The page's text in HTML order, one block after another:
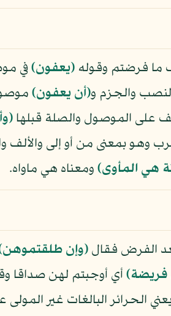
ما فرضتم وقوله ﴿يعفون﴾في
والجزم و﴿أن يعفون﴾
على الموصول والصلة قبلها
وهو بمعنى من أو إلى والألف
هي المأوى﴾ ومعناه هي ماواه.
الفرض فقال ﴿وإن
أي أوجبتم لهن صداقا
الحرائر البالغات غير